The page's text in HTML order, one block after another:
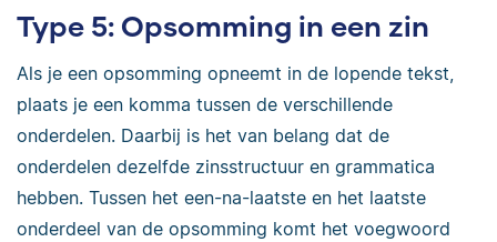
Type 5: Opsomming in een zin
Als je een opsomming opneemt in de lopende tekst,
plaats je een komma tussen de verschillende
onderdelen. Daarbij is het van belang dat de
onderdelen dezelfde zinsstructuur en grammatica
hebben. Tussen het een-na-laatste en het laatste
onderdeel van de opsomming komt het voegwoord